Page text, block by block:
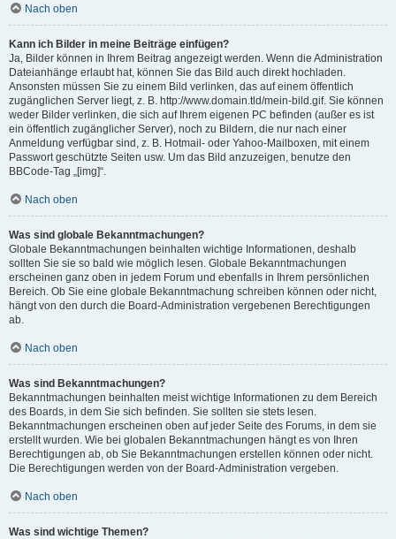
Nach oben
Kann ich Bilder in meine Beiträge einfügen?
Ja, Bilder können in Ihrem Beitrag angezeigt werden. Wenn die Administration
Dateianhänge erlaubt hat, können Sie das Bild auch direkt hochladen.
Ansonsten müssen Sie zu einem Bild verlinken, das auf einem öffentlich
zugänglichen Server liegt, z. B. http://www.domain.tld/mein-bild.gif. Sie können
weder Bilder verlinken, die sich auf Ihrem eigenen PC befinden (außer es ist
ein öffentlich zugänglicher Server), noch zu Bildern, die nur nach einer
Anmeldung verfügbar sind, z. B. Hotmail- oder Yahoo-Mailboxen, mit einem
Passwort geschützte Seiten usw. Um das Bild anzuzeigen, benutze den
BBCode-Tag „[img]“.
Nach oben
Was sind globale Bekanntmachungen?
Globale Bekanntmachungen beinhalten wichtige Informationen, deshalb
sollten Sie sie so bald wie möglich lesen. Globale Bekanntmachungen
erscheinen ganz oben in jedem Forum und ebenfalls in Ihrem persönlichen
Bereich. Ob Sie eine globale Bekanntmachung schreiben können oder nicht,
hängt von den durch die Board-Administration vergebenen Berechtigungen
ab.
Nach oben
Was sind Bekanntmachungen?
Bekanntmachungen beinhalten meist wichtige Informationen zu dem Bereich
des Boards, in dem Sie sich befinden. Sie sollten sie stets lesen.
Bekanntmachungen erscheinen oben auf jeder Seite des Forums, in dem sie
erstellt wurden. Wie bei globalen Bekanntmachungen hängt es von Ihren
Berechtigungen ab, ob Sie Bekanntmachungen erstellen können oder nicht.
Die Berechtigungen werden von der Board-Administration vergeben.
Nach oben
Was sind wichtige Themen?